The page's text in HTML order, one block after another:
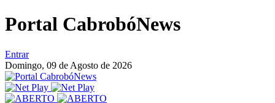
Portal CabrobóNews
Entrar
Domingo, 09 de Agosto de 2026